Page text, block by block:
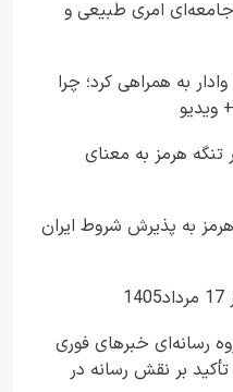
امری طبیعی و
به همراهی کرد؛ چرا
ویدیو
هرمز به معنای
به پذیرش شروط ایران
رسانه‌ای خبرهای فوری
بر نقش رسانه در